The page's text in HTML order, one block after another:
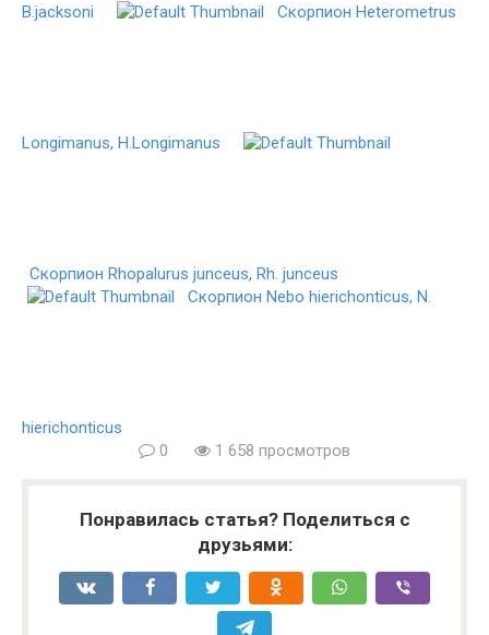
B.jacksoni Скорпион Heterometrus
Longimanus, H.Longimanus
Скорпион Rhopalurus junceus, Rh. junceus
Скорпион Nebo hierichonticus, N.
hierichonticus
0
1 658 просмотров
Понравилась статья? Поделиться с
друзьями: